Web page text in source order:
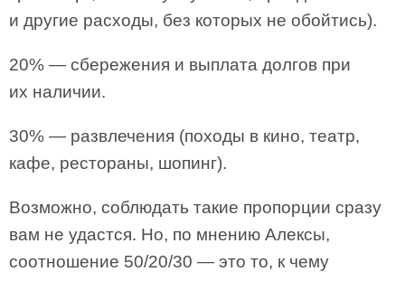
и другие расходы, без которых не обойтись).
20% — сбережения и выплата долгов при
их наличии.
30% — развлечения (походы в кино, театр,
кафе, рестораны, шопинг).
Возможно, соблюдать такие пропорции сразу
вам не удастся. Но, по мнению Алексы,
соотношение 50/20/30 — это то, к чему